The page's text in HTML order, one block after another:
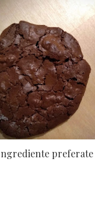
preferate